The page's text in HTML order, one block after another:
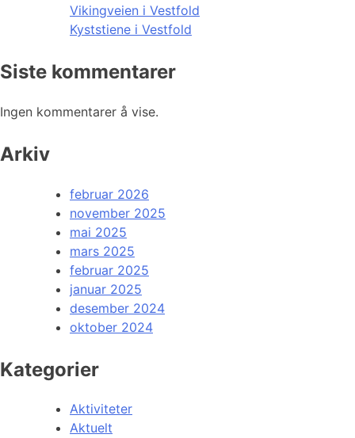
Vikingveien i Vestfold
Kyststiene i Vestfold
Siste kommentarer
Ingen kommentarer å vise.
Arkiv
februar 2026
november 2025
mai 2025
mars 2025
februar 2025
januar 2025
desember 2024
oktober 2024
Kategorier
Aktiviteter
Aktuelt